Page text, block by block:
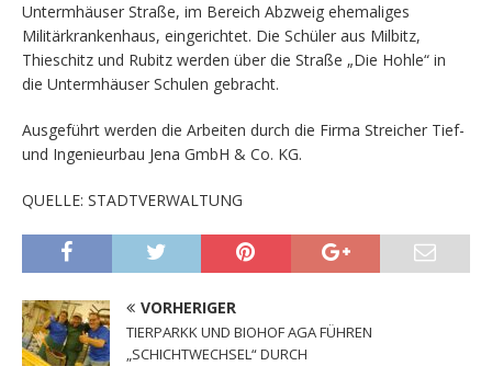
Untermhäuser Straße, im Bereich Abzweig ehemaliges
Militärkrankenhaus, eingerichtet. Die Schüler aus Milbitz,
Thieschitz und Rubitz werden über die Straße „Die Hohle“ in
die Untermhäuser Schulen gebracht.
Ausgeführt werden die Arbeiten durch die Firma Streicher Tief-
und Ingenieurbau Jena GmbH & Co. KG.
QUELLE: STADTVERWALTUNG
VORHERIGER
TIERPARKK UND BIOHOF AGA FÜHREN
„SCHICHTWECHSEL“ DURCH